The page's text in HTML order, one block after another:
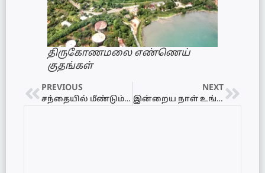
திருகோணமலை எண்ணெய்
குதங்கள்
PREVIOUS
சந்தையில் மீண்டும் அரிசியின் விலை உயர்வு
NEXT
இன்றைய நாள் உங்களுக்கு எப்படி? 06.01.2022 வியாழக்கிழமை